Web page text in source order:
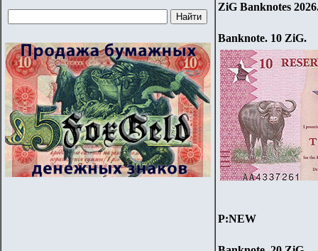
ZiG Banknotes 2026
Banknote. 10 ZiG.
P:NEW